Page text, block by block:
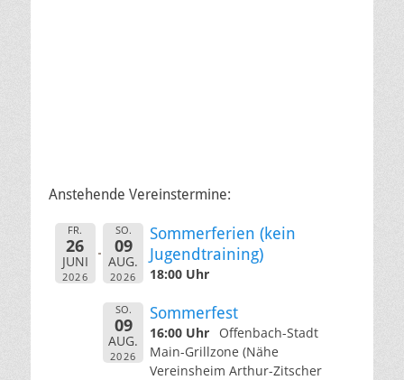
Anstehende Vereinstermine:
FR.
26
JUNI
2026
SO.
09
AUG.
2026
Sommerferien (kein
Jugendtraining)
18:00 Uhr
SO.
09
AUG.
2026
Sommerfest
16:00 Uhr
Offenbach-Stadt
Main-Grillzone (Nähe
Vereinsheim Arthur-Zitscher